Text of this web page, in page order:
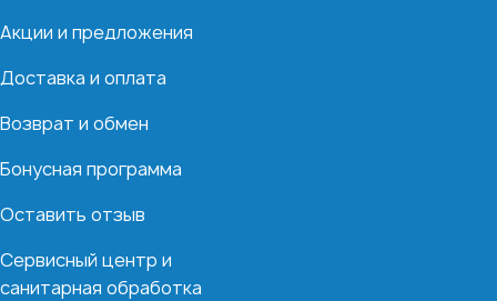
Акции и предложения
Доставка и оплата
Возврат и обмен
Бонусная программа
Оставить отзыв
Сервисный центр и
санитарная обработка